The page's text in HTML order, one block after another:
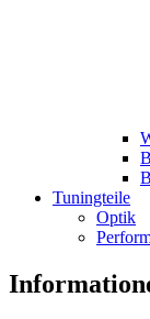
Tuningteile
Optik